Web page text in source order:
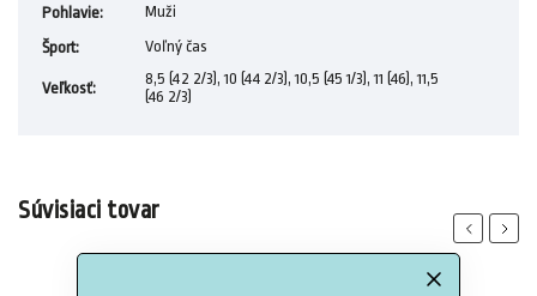
Pohlavie:
Muži
Šport: Voľný čas
Veľkosť:
8,5 (42 2/3), 10 (44 2/3), 10,5 (45 1/3), 11 (46), 11,5
(46 2/3)
Súvisiaci tovar
PreviousNext